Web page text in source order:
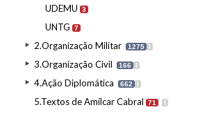
UDEMU 3
UNTG 7
2.Organização Militar 1275 I
3.Organização Civil 166 I
4.Ação Diplomática 662 I
5.Textos de Amílcar Cabral 71 I